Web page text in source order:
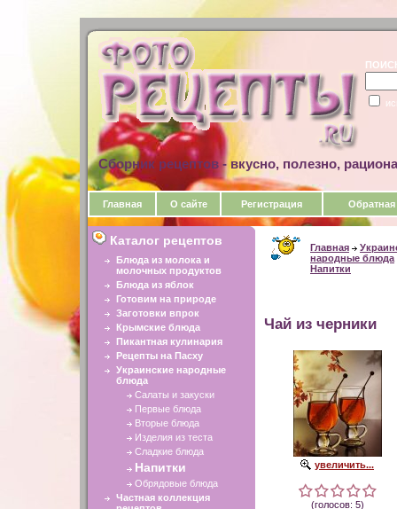
Сборник рецептов - вкусно, полезно,
Главная О сайте Регистрация Обратная
Каталог рецептов
Блюда из молока и
молочных продуктов
Блюда из яблок
Готовим на природе
Заготовки впрок
Крымские блюда
Пикантная кулинария
Рецепты на Пасху
Украинские народные
блюда
Салаты и закуски
Первые блюда
Вторые блюда
Изделия из теста
Сладкие блюда
Напитки
Обрядовые блюда
Частная коллекция
Главная
народные блюда
Напитки
Чай из черники
увеличить...
(голосов: 5)